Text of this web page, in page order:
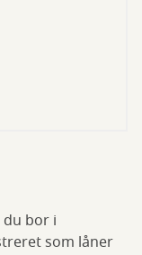
du bor i
som låner